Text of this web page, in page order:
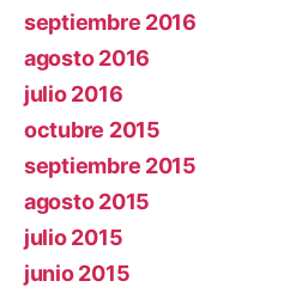
septiembre 2016
agosto 2016
julio 2016
octubre 2015
septiembre 2015
agosto 2015
julio 2015
junio 2015